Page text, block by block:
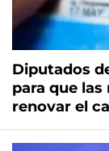
Diputados
para que
renovar el